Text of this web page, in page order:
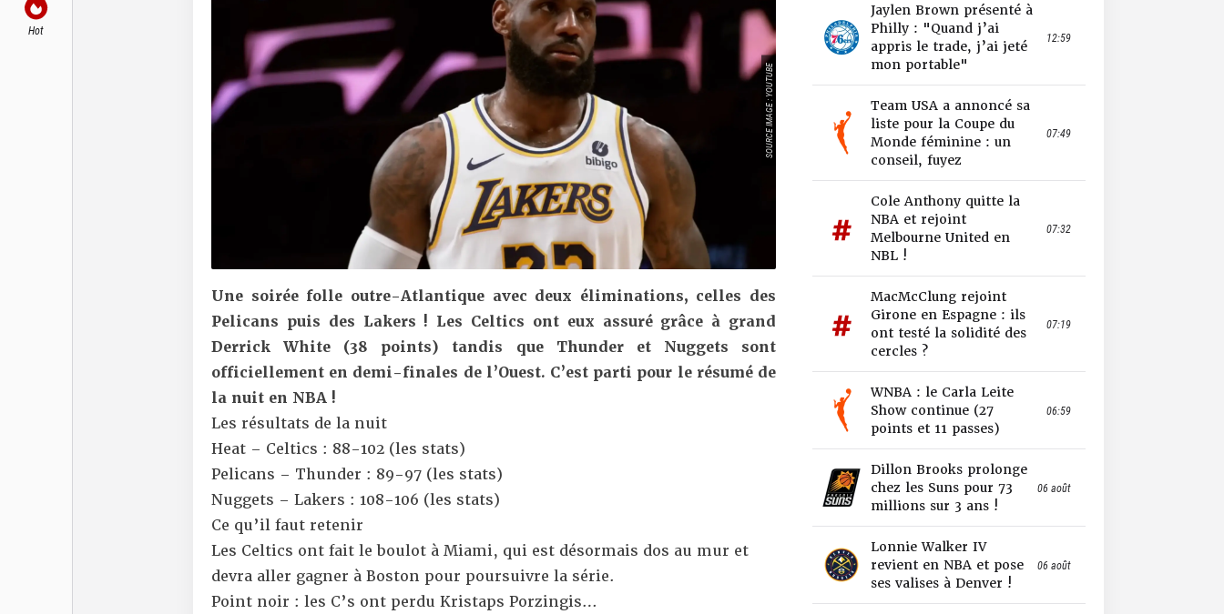
Hot
SOURCE IMAGE : YOUTUBE
Une soirée folle outre-Atlantique avec deux éliminations, celles des
Pelicans puis des Lakers ! Les Celtics ont eux assuré grâce à grand
Derrick White (38 points) tandis que Thunder et Nuggets sont
officiellement en demi-finales de l’Ouest. C’est parti pour le résumé de
la nuit en NBA !
Les résultats de la nuit
Heat – Celtics : 88-102 (les stats)
Pelicans – Thunder : 89-97 (les stats)
Nuggets – Lakers : 108-106 (les stats)
Ce qu’il faut retenir
Les Celtics ont fait le boulot à Miami, qui est désormais dos au mur et
devra aller gagner à Boston pour poursuivre la série.
Point noir : les C’s ont perdu Kristaps Porzingis…
Jaylen Brown présenté à
Philly : "Quand j’ai
appris le trade, j’ai jeté
mon portable"
12:59
Team USA a annoncé sa
liste pour la Coupe du
Monde féminine : un
conseil, fuyez
07:49
Cole Anthony quitte la
NBA et rejoint
Melbourne United en
NBL !
07:32
MacMcClung rejoint
Girone en Espagne : ils
ont testé la solidité des
cercles ?
07:19
WNBA : le Carla Leite
Show continue (27
points et 11 passes)
06:59
Dillon Brooks prolonge
chez les Suns pour 73
millions sur 3 ans !
06 août
Lonnie Walker IV
revient en NBA et pose
ses valises à Denver !
06 août